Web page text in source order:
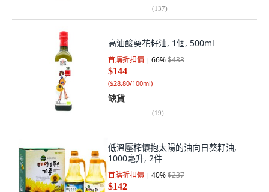
(137)
高油酸葵花籽油, 1個, 500ml
首購折扣價 66%$433
$144
($28.80/100ml)
缺貨
(19)
低溫壓榨懷抱太陽的油向日葵籽油,
1000毫升, 2件
首購折扣價 40%$237
$142